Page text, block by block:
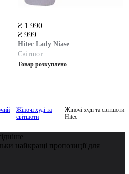
₴ 1 990
₴ 999
Hitec Lady Niase
Світшот
Товар розкуплено
Жіночі худі та
світшоти
Жіночі худі та світшоти
Hitec
найкращі пропозиції для